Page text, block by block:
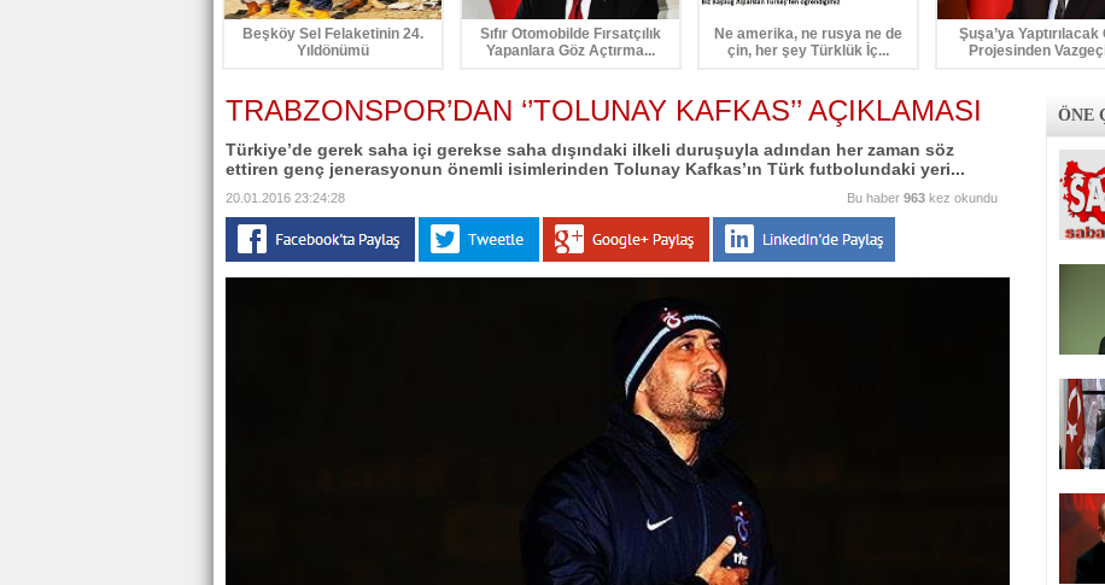
Beşköy Sel Felaketinin 24.
Yıldönümü
Sıfır Otomobilde Fırsatçılık
Yapanlara Göz Açtırma...
Ne amerika, ne rusya ne de
çin, her şey Türklük İç...
Şuşa’ya Yaptırılacak
Projesinden
TRABZONSPOR’DAN ‘’TOLUNAY KAFKAS’’ AÇIKLAMASI
Türkiye’de gerek saha içi gerekse saha dışındaki ilkeli duruşuyla adından her zaman söz
ettiren genç jenerasyonun önemli isimlerinden Tolunay Kafkas’ın Türk futbolundaki yeri...
20.01.2016 23:24:28 Bu haber 963 kez okundu
ÖNE